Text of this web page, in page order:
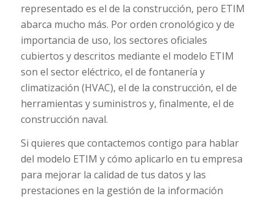
representado es el de la construcción, pero ETIM
abarca mucho más. Por orden cronológico y de
importancia de uso, los sectores oficiales
cubiertos y descritos mediante el modelo ETIM
son el sector eléctrico, el de fontanería y
climatización (HVAC), el de la construcción, el de
herramientas y suministros y, finalmente, el de
construcción naval.
Si quieres que contactemos contigo para hablar
del modelo ETIM y cómo aplicarlo en tu empresa
para mejorar la calidad de tus datos y las
prestaciones en la gestión de la información